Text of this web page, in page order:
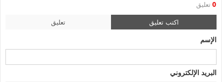
0 تعليق
اكتب تعليق تعليق
الإسم
البريد الإلكتروني